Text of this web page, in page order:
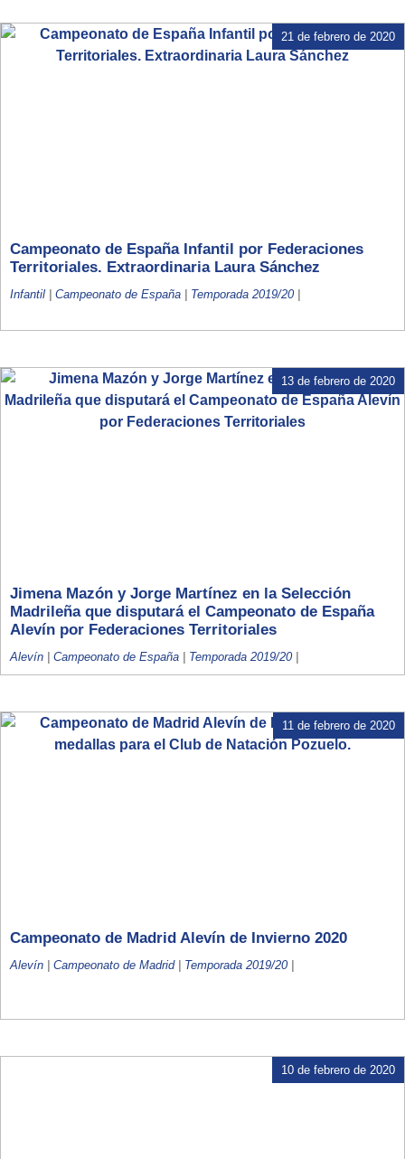
21 de febrero de 2020
Campeonato de España Infantil por Federaciones
Territoriales. Extraordinaria Laura Sánchez
Infantil | Campeonato de España | Temporada 2019/20 |
13 de febrero de 2020
Jimena Mazón y Jorge Martínez en la Selección
Madrileña que disputará el Campeonato de España
Alevín por Federaciones Territoriales
Alevín | Campeonato de España | Temporada 2019/20 |
11 de febrero de 2020
Campeonato de Madrid Alevín de Invierno 2020
Alevín | Campeonato de Madrid| Temporada 2019/20 |
10 de febrero de 2020